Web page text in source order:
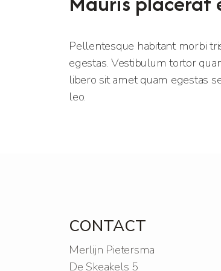
Pellentesque habitant morbi
egestas. Vestibulum tortor
libero sit amet quam egestas
leo.
CONTACT
Merlijn Pietersma
De Skeakels 5